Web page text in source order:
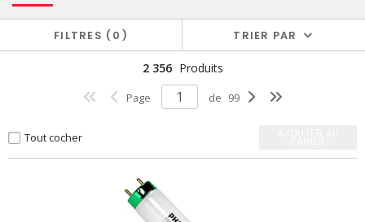
FILTRES 0 TRIER PAR
2 356 Produits
Page de 99
Tout cocher